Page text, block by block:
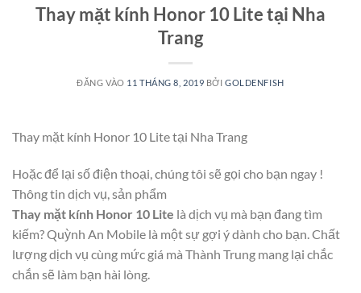
Thay mặt kính Honor 10 Lite tại Nha
Trang
ĐĂNG VÀO 11 THÁNG 8, 2019 BỞIGOLDENFISH
Thay mặt kính Honor 10 Lite tại Nha Trang
Hoặc để lại số điện thoại, chúng tôi sẽ gọi cho bạn ngay !
Thông tin dịch vụ, sản phẩm
Thay mặt kính Honor 10 Lite là dịch vụ mà bạn đang tìm
kiếm? Quỳnh An Mobile là một sự gợi ý dành cho bạn. Chất
lượng dịch vụ cùng mức giá mà Thành Trung mang lại chắc
chắn sẽ làm bạn hài lòng.